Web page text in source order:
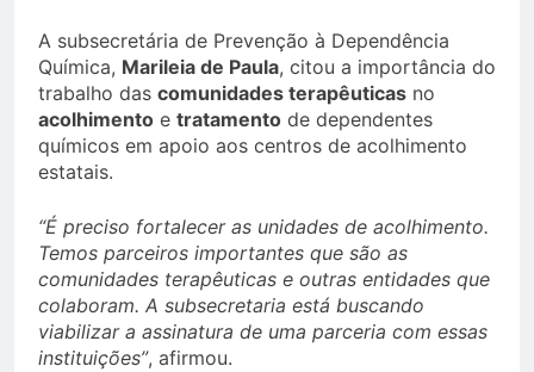
A subsecretária de Prevenção à Dependência
Química, Marileia de Paula, citou a importância do
trabalho das comunidades terapêuticas no
acolhimento e tratamento de dependentes
químicos em apoio aos centros de acolhimento
estatais.
“É preciso fortalecer as unidades de acolhimento.
Temos parceiros importantes que são as
comunidades terapêuticas e outras entidades que
colaboram. A subsecretaria está buscando
viabilizar a assinatura de uma parceria com essas
instituições”, afirmou.